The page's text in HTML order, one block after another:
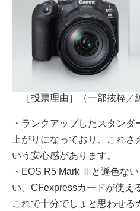
［投票理由］（⼀部抜粋／
・ランクアップしたスタン
上がりになっており、これ
いう安⼼感があります。
・EOS R5 Mark Ⅱと遜⾊な
い。CFexpressカードが使え
これで⼗分でしょと思わせる